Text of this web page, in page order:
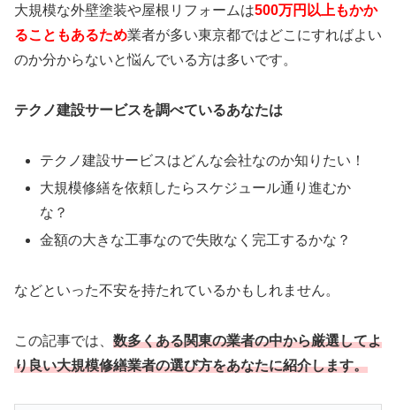
大規模な外壁塗装や屋根リフォームは500万円以上もかか
ることもあるため業者が多い東京都ではどこにすればよい
のか分からないと悩んでいる方は多いです。
テクノ建設サービスを調べているあなたは
テクノ建設サービスはどんな会社なのか知りたい！
大規模修繕を依頼したらスケジュール通り進むか
な？
金額の大きな工事なので失敗なく完工するかな？
などといった不安を持たれているかもしれません。
この記事では、 数多くある関東の業者の中から厳選してよ
り良い大規模修繕業者の選び方をあなたに紹介します。